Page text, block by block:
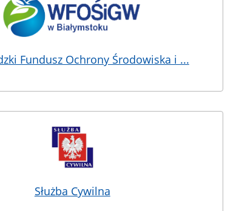
Fundusz Ochrony Środowiska i ...
Służba Cywilna